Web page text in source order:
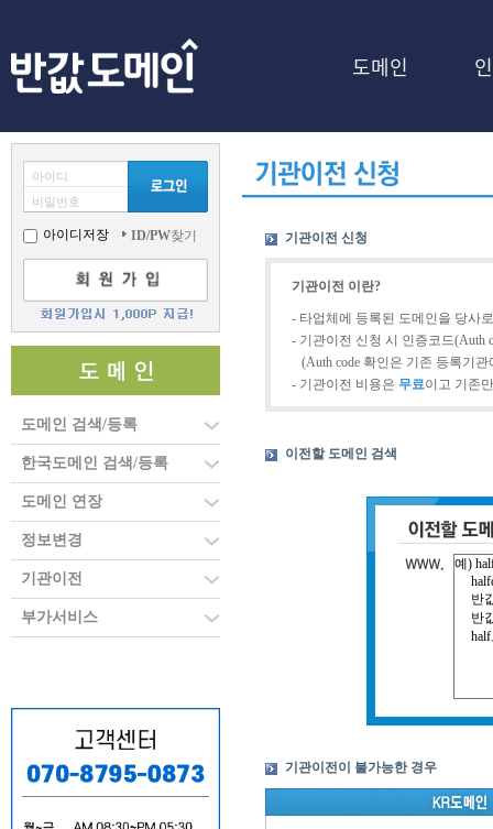
도메인
아이디
비밀번호
아이디저장 ID/PW찾기
도메인 검색/등록
한국도메인 검색/등록
도메인 연장
정보변경
기관이전
부가서비스
기관이전 신청
기관이전 이란?
- 타업체에 등록된 도메인을 당사
- 기관이전 신청 시 인증코드(Auth
(Auth code 확인은 기존 등록기
- 기관이전 비용은 무료이고 기존
이전할 도메인 검색
기관이전이 불가능한 경우